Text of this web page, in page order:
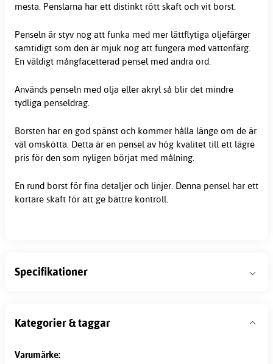
mesta. Penslarna har ett distinkt rött skaft och vit borst.
Penseln är styv nog att funka med mer lättflytiga oljefärger
samtidigt som den är mjuk nog att fungera med vattenfärg.
En väldigt mångfacetterad pensel med andra ord.
Används penseln med olja eller akryl så blir det mindre
tydliga penseldrag.
Borsten har en god spänst och kommer hålla länge om de är
väl omskötta. Detta är en pensel av hög kvalitet till ett lägre
pris för den som nyligen börjat med målning.
En rund borst för fina detaljer och linjer. Denna pensel har ett
kortare skaft för att ge bättre kontroll.
Specifikationer
Kategorier & taggar
Varumärke: